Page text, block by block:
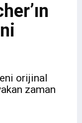
orijinal
zaman